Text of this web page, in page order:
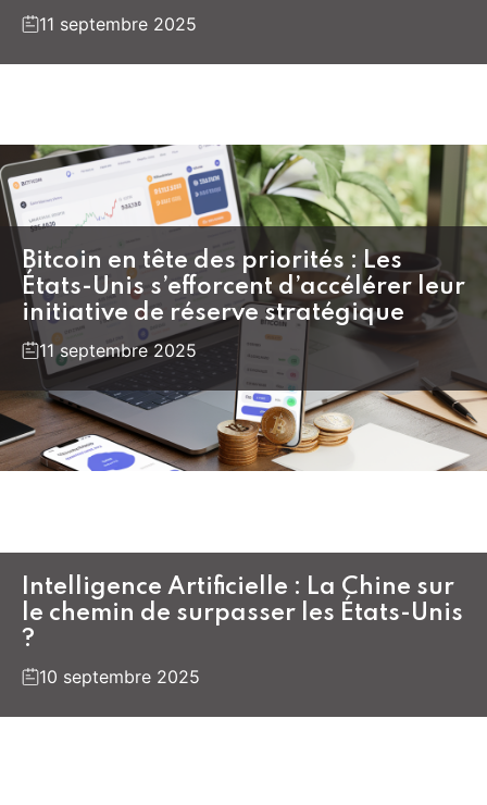
11 septembre 2025
Bitcoin en tête des priorités : Les
États-Unis s’efforcent d’accélérer leur
initiative de réserve stratégique
11 septembre 2025
Intelligence Artificielle : La Chine sur
le chemin de surpasser les États-Unis
?
10 septembre 2025